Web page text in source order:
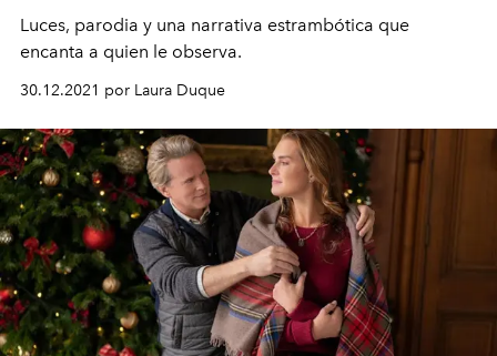
Luces, parodia y una narrativa estrambótica que
encanta a quien le observa.
30.12.2021 por Laura Duque